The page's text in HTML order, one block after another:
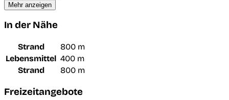
Mehr anzeigen
In der Nähe
Strand
800 m
Lebensmittel 400 m
Strand
800 m
Freizeitangebote